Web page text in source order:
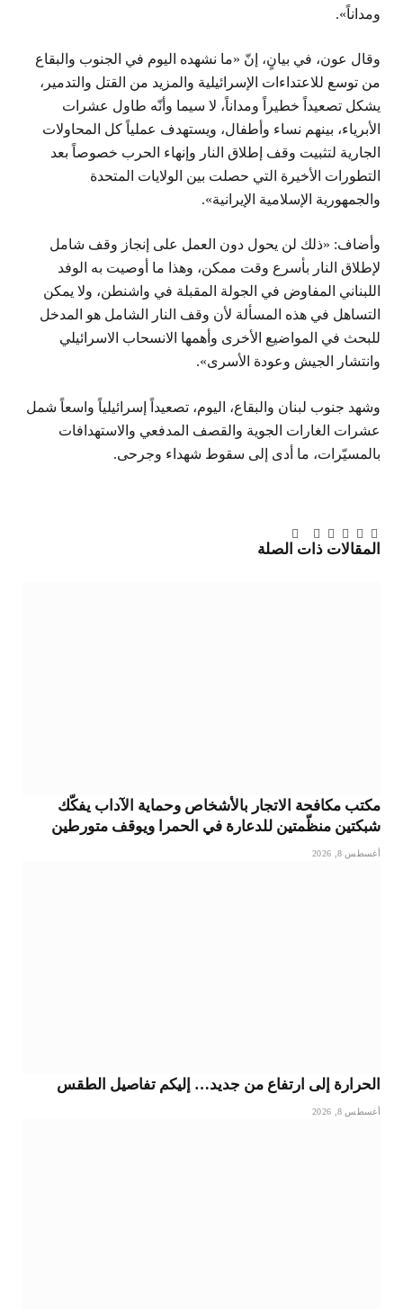
ومداناً».
وقال عون، في بيانٍ، إنّ «ما نشهده اليوم في الجنوب والبقاع
من توسع للاعتداءات الإسرائيلية والمزيد من القتل والتدمير،
يشكل تصعيداً خطيراً ومداناً، لا سيما وأنّه طاول عشرات
الأبرياء، بينهم نساء وأطفال، ويستهدف عملياً كل المحاولات
الجارية لتثبيت وقف إطلاق النار وإنهاء الحرب خصوصاً بعد
التطورات الأخيرة التي حصلت بين الولايات المتحدة
والجمهورية الإسلامية الإيرانية».
وأضاف: «ذلك لن يحول دون العمل على إنجاز وقف شامل
لإطلاق النار بأسرع وقت ممكن، وهذا ما أوصيت به الوفد
اللبناني المفاوض في الجولة المقبلة في واشنطن، ولا يمكن
التساهل في هذه المسألة لأن وقف النار الشامل هو المدخل
للبحث في المواضيع الأخرى وأهمها الانسحاب الاسرائيلي
وانتشار الجيش وعودة الأسرى».
وشهد جنوب لبنان والبقاع، اليوم، تصعيداً إسرائيلياً واسعاً شمل
عشرات الغارات الجوية والقصف المدفعي والاستهدافات
بالمسيّرات، ما أدى إلى سقوط شهداء وجرحى.
فيسبوك
تويتربينتيريست
لينكدإن
Tumblr
تيلقرام
البريد
الإلكتروني
المقالات ذات الصلة
مكتب مكافحة الاتجار بالأشخاص وحماية الآداب يفكّك
شبكتين منظّمتين للدعارة في الحمرا ويوقف متورطين
أغسطس 8, 2026
الحرارة إلى ارتفاع من جديد… إليكم تفاصيل الطقس
أغسطس 8, 2026